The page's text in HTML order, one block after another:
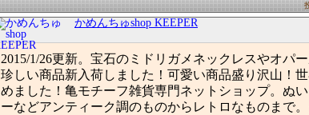
かめんちゅshop KEEPER
2015/1/26更新。宝石のミドリガメネックレスやオパ
珍しい商品新入荷しました！可愛い商品盛り沢山！
めました！亀モチーフ雑貨専門ネットショップ。ぬ
ーなどアンティーク調のものからレトロなものまで